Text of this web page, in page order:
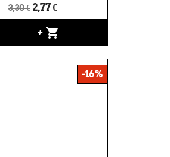
3,30 € 2,77 €
+ shopping_cart
-16%